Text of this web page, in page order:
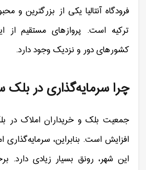
فرودگاه آنتالیا یکی از بزرگترین و
ترکیه است. پروازهای مستقیم از
کشورهای دور و نزدیک وجود دارد.
چرا سرمایه‌گذاری در
جمعیت بلک و خریداران املاک در
افزایش است. بنابراین،
این شهر، رونق بسیار زیادی دارد.